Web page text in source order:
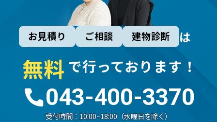
お見積り ご相談 建物診断 は
無料 で行っております！
043-400-3370
受付時間： 10:00~18:00（水曜日を除く）